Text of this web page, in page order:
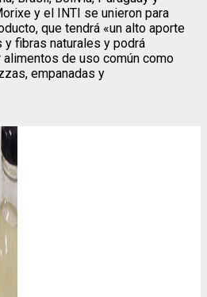
y el INTI se unieron para
que tendrá «un alto aporte
y fibras naturales y podrá
de uso común como
empanadas y